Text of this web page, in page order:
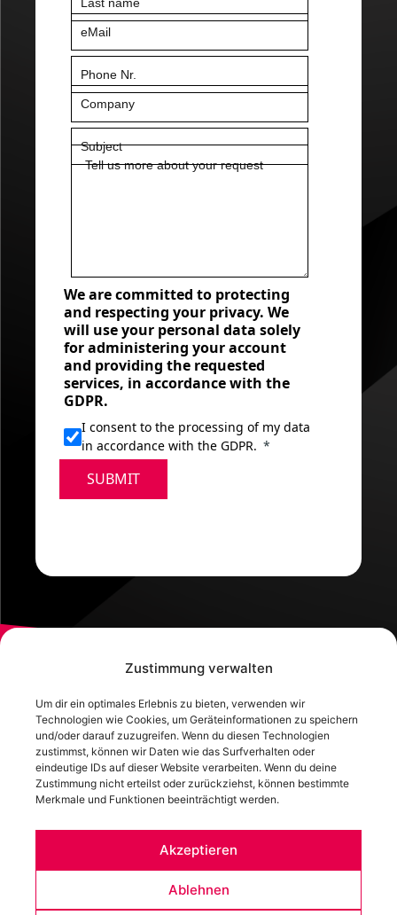
Zustimmung verwalten
Um dir ein optimales Erlebnis zu bieten, verwenden wir
Technologien wie Cookies, um Geräteinformationen zu speichern
und/oder darauf zuzugreifen. Wenn du diesen Technologien
zustimmst, können wir Daten wie das Surfverhalten oder
eindeutige IDs auf dieser Website verarbeiten. Wenn du deine
Zustimmung nicht erteilst oder zurückziehst, können bestimmte
Merkmale und Funktionen beeinträchtigt werden.
Akzeptieren
Ablehnen
We are committed to protecting
and respecting your privacy. We
will use your personal data solely
for administering your account
and providing the requested
services, in accordance with the
GDPR.
I consent to the processing of my data
in accordance with the GDPR.
SUBMIT
+49 (0) 9274 – 947 643